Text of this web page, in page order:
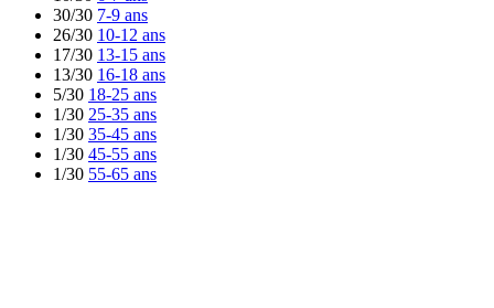
30/30 7-9 ans
26/30 10-12 ans
17/30 13-15 ans
13/30 16-18 ans
5/30 18-25 ans
1/30 25-35 ans
1/30 35-45 ans
1/30 45-55 ans
1/30 55-65 ans